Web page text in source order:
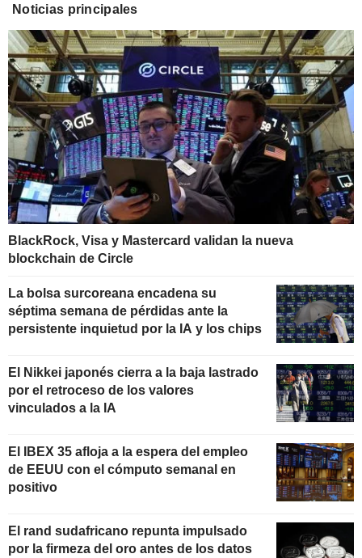
Noticias principales
BlackRock, Visa y Mastercard validan la nueva
blockchain de Circle
La bolsa surcoreana encadena su
séptima semana de pérdidas ante la
persistente inquietud por la IA y los chips
El Nikkei japonés cierra a la baja lastrado
por el retroceso de los valores
vinculados a la IA
El IBEX 35 afloja a la espera del empleo
de EEUU con el cómputo semanal en
positivo
El rand sudafricano repunta impulsado
por la firmeza del oro antes de los datos